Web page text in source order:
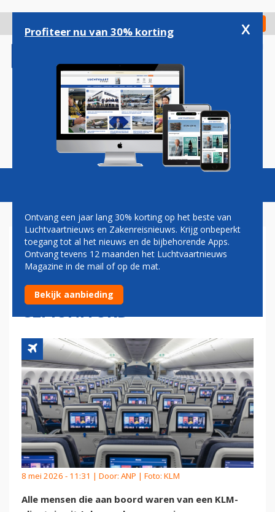
gaan
Check in
Magazine Podcasts Vacatures
MINISTER HERMANS: ALLE
MENSEN AAN BOORD KLM-
VLUCHT WORDEN
GEMONITORD
8 mei 2026 - 11:31 | Door: ANP | Foto: KLM
Alle mensen die aan boord waren van een KLM-
Profiteer nu van 30% korting x
Ontvang een jaar lang 30% korting op het beste van
Luchtvaartnieuws en Zakenreisnieuws. Krijg onbeperkt
toegang tot al het nieuws en de bijbehorende Apps.
Ontvang tevens 12 maanden het Luchtvaartnieuws
Magazine in de mail of op de mat.
Bekijk aanbieding